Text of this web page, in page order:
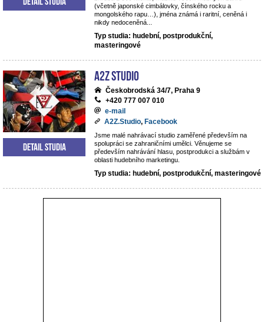
(včetně japonské cimbálovky, čínského rocku a
mongolského rapu…), jména známá i raritní, ceněná i
nikdy nedoceněná...
Typ studia: hudební, postprodukční,
masteringové
A2Z Studio
Českobrodská 34/7, Praha 9
+420 777 007 010
e-mail
A2Z.Studio, Facebook
Jsme malé nahrávací studio zaměřené především na
spolupráci se zahraničními umělci. Věnujeme se
především nahrávání hlasu, postprodukci a službám v
oblasti hudebního marketingu.
Typ studia: hudební, postprodukční, masteringové
Detail studia